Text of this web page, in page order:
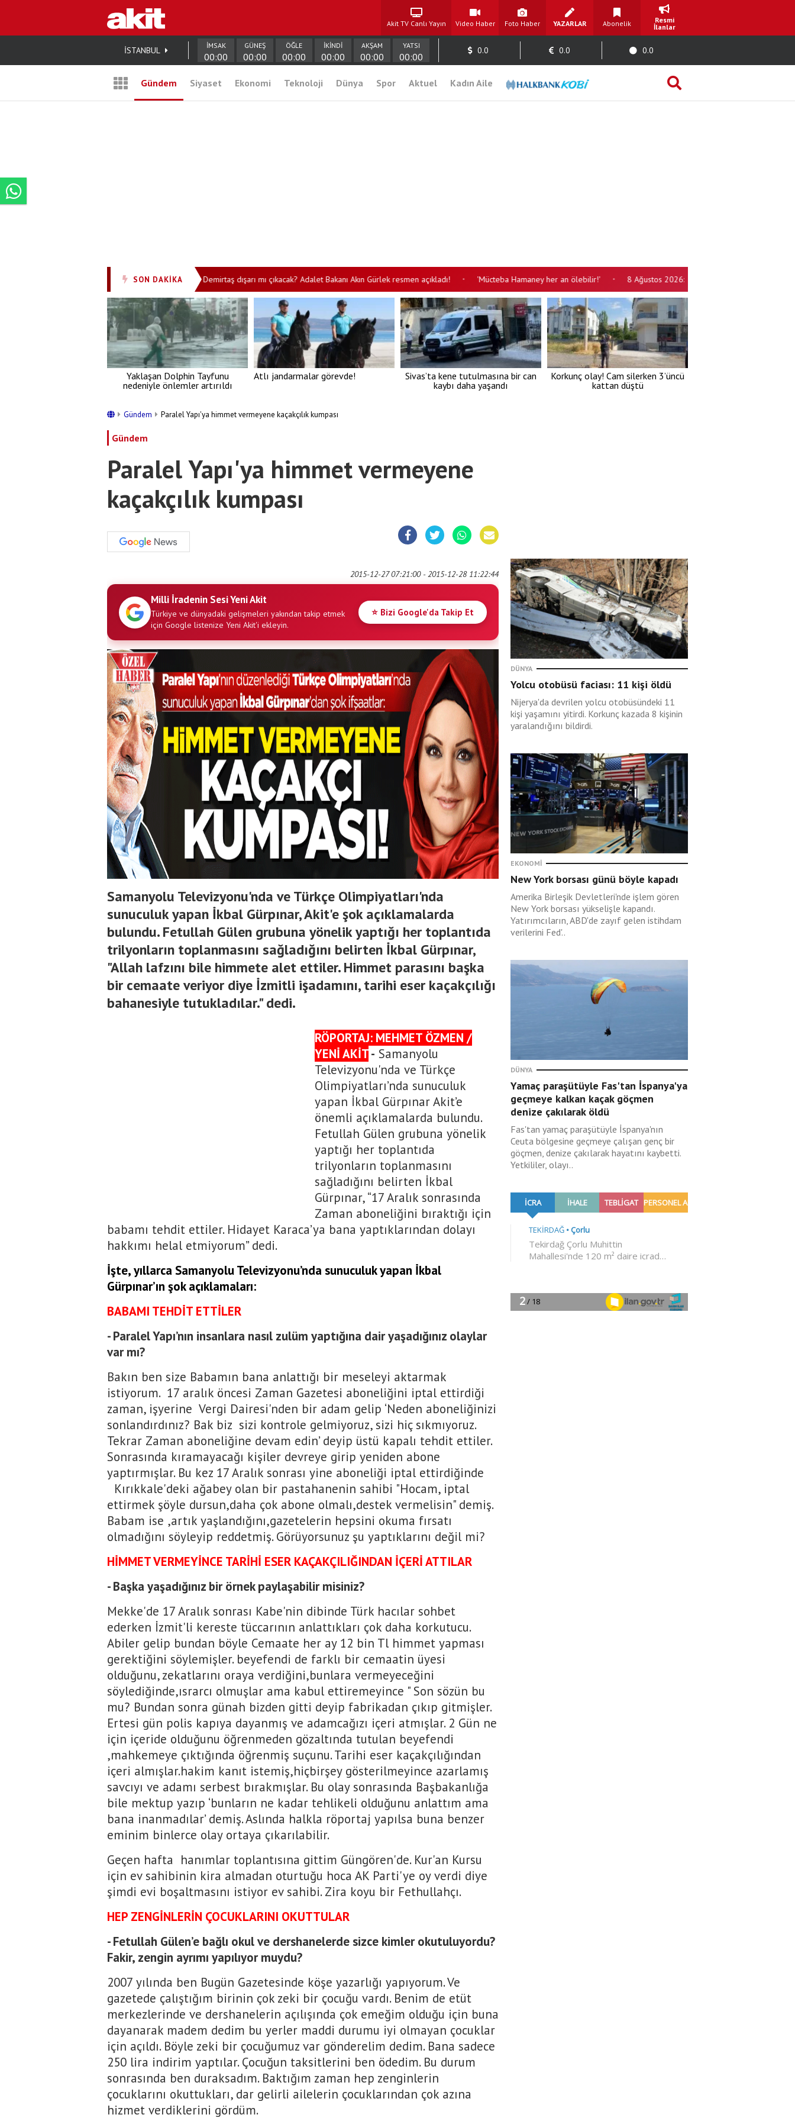
Akit TV Canlı Yayın Video Haber Foto Haber YAZARLAR Abonelik
Resmi
İlanlar
İSTANBUL İMSAK
00:00
GÜNEŞ
00:00
ÖĞLE
00:00
İKİNDİ
00:00
AKŞAM
00:00
YATSI
00:00
0.0 0.0 0.0
Gündem Siyaset Ekonomi Teknoloji Dünya Spor Aktuel Kadın Aile
SON DAKİKA
Teslim olmamızı istiyorlarsa savaşacağız! • Demirtaş dışarı mı çıkacak? Adalet Bakanı Akın Gürlek resmen açıkladı! • 'Mücteba Hamaney her an ölebilir!' • 8 Ağustos 2026: Günün Ayet ve Hadisi
Yaklaşan Dolphin Tayfunu
nedeniyle önlemler artırıldı
Atlı jandarmalar görevde!
Sivas’ta kene tutulmasına bir can
kaybı daha yaşandı
Korkunç olay! Cam silerken 3’üncü
kattan düştü
Gündem Paralel Yapı'ya himmet vermeyene kaçakçılık kumpası
Gündem
Paralel Yapı'ya himmet vermeyene
kaçakçılık kumpası
2015-12-27 07:21:00 - 2015-12-28 11:22:44
Milli İradenin Sesi Yeni Akit
Türkiye ve dünyadaki gelişmeleri yakından takip etmek
için Google listenize Yeni Akit'i ekleyin.
⭐ Bizi Google'da Takip Et
Samanyolu Televizyonu'nda ve Türkçe Olimpiyatları'nda
sunuculuk yapan İkbal Gürpınar, Akit'e şok açıklamalarda
bulundu. Fetullah Gülen grubuna yönelik yaptığı her toplantıda
trilyonların toplanmasını sağladığını belirten İkbal Gürpınar,
"Allah lafzını bile himmete alet ettiler. Himmet parasını başka
bir cemaate veriyor diye İzmitli işadamını, tarihi eser kaçakçılığı
bahanesiyle tutukladılar." dedi.
RÖPORTAJ: MEHMET ÖZMEN /
YENİ AKİT- Samanyolu
Televizyonu'nda ve Türkçe
Olimpiyatları’nda sunuculuk
yapan İkbal Gürpınar Akit’e
önemli açıklamalarda bulundu.
Fetullah Gülen grubuna yönelik
yaptığı her toplantıda
trilyonların toplanmasını
sağladığını belirten İkbal
Gürpınar, “17 Aralık sonrasında
Zaman aboneliğini bıraktığı için
babamı tehdit ettiler. Hidayet Karaca’ya bana yaptıklarından dolayı
hakkımı helal etmiyorum” dedi.
İşte, yıllarca Samanyolu Televizyonu’nda sunuculuk yapan İkbal
Gürpınar’ın şok açıklamaları:
BABAMI TEHDİT ETTİLER
- Paralel Yapı’nın insanlara nasıl zulüm yaptığına dair yaşadığınız olaylar
var mı?
Bakın ben size Babamın bana anlattığı bir meseleyi aktarmak
istiyorum. 17 aralık öncesi Zaman Gazetesi aboneliğini iptal ettirdiği
zaman, işyerine Vergi Dairesi'nden bir adam gelip ‘Neden aboneliğinizi
sonlandırdınız? Bak biz sizi kontrole gelmiyoruz, sizi hiç sıkmıyoruz.
Tekrar Zaman aboneliğine devam edin’ deyip üstü kapalı tehdit ettiler.
Sonrasında kıramayacağı kişiler devreye girip yeniden abone
yaptırmışlar. Bu kez 17 Aralık sonrası yine aboneliği iptal ettirdiğinde
Kırıkkale'deki ağabey olan bir pastahanenin sahibi "Hocam, iptal
ettirmek şöyle dursun,daha çok abone olmalı,destek vermelisin" demiş.
Babam ise ,artık yaşlandığını,gazetelerin hepsini okuma fırsatı
olmadığını söyleyip reddetmiş. Görüyorsunuz şu yaptıklarını değil mi?
HİMMET VERMEYİNCE TARİHİ ESER KAÇAKÇILIĞINDAN İÇERİ ATTILAR
- Başka yaşadığınız bir örnek paylaşabilir misiniz?
Mekke'de 17 Aralık sonrası Kabe'nin dibinde Türk hacılar sohbet
ederken İzmit'li kereste tüccarının anlattıkları çok daha korkutucu.
Abiler gelip bundan böyle Cemaate her ay 12 bin Tl himmet yapması
gerektiğini söylemişler. beyefendi de farklı bir cemaatin üyesi
olduğunu, zekatlarını oraya verdiğini,bunlara vermeyeceğini
söylediğinde,ısrarcı olmuşlar ama kabul ettiremeyince " Son sözün bu
mu? Bundan sonra günah bizden gitti deyip fabrikadan çıkıp gitmişler.
Ertesi gün polis kapıya dayanmış ve adamcağızı içeri atmışlar. 2 Gün ne
için içeride olduğunu öğrenmeden gözaltında tutulan beyefendi
,mahkemeye çıktığında öğrenmiş suçunu. Tarihi eser kaçakçılığından
içeri almışlar.hakim kanıt istemiş,hiçbirşey gösterilmeyince azarlamış
savcıyı ve adamı serbest bırakmışlar. Bu olay sonrasında Başbakanlığa
bile mektup yazıp ‘bunların ne kadar tehlikeli olduğunu anlattım ama
bana inanmadılar’ demiş. Aslında halkla röportaj yapılsa buna benzer
eminim binlerce olay ortaya çıkarılabilir.
Geçen hafta hanımlar toplantısına gittim Güngören'de. Kur'an Kursu
için ev sahibinin kira almadan oturtuğu hoca AK Parti'ye oy verdi diye
şimdi evi boşaltmasını istiyor ev sahibi. Zira koyu bir Fethullahçı.
HEP ZENGİNLERİN ÇOCUKLARINI OKUTTULAR
- Fetullah Gülen’e bağlı okul ve dershanelerde sizce kimler okutuluyordu?
Fakir, zengin ayrımı yapılıyor muydu?
2007 yılında ben Bugün Gazetesinde köşe yazarlığı yapıyorum. Ve
gazetede çalıştığım birinin çok zeki bir çocuğu vardı. Benim de etüt
merkezlerinde ve dershanelerin açılışında çok emeğim olduğu için buna
dayanarak madem dedim bu yerler maddi durumu iyi olmayan çocuklar
için açıldı. Böyle zeki bir çocuğumuz var gönderelim dedim. Bana sadece
250 lira indirim yaptılar. Çocuğun taksitlerini ben ödedim. Bu durum
sonrasında ben duraksadım. Baktığım zaman hep zenginlerin
çocuklarını okuttukları, dar gelirli ailelerin çocuklarından çok azına
hizmet verdiklerini gördüm.
DÜNYA
Yolcu otobüsü faciası: 11 kişi öldü
Nijerya'da devrilen yolcu otobüsündeki 11
kişi yaşamını yitirdi. Korkunç kazada 8 kişinin
yaralandığını bildirdi.
EKONOMI
New York borsası günü böyle kapadı
Amerika Birleşik Devletleri'nde işlem gören
New York borsası yükselişle kapandı.
Yatırımcıların, ABD'de zayıf gelen istihdam
verilerini Fed'..
DÜNYA
Yamaç paraşütüyle Fas'tan İspanya'ya
geçmeye kalkan kaçak göçmen
denize çakılarak öldü
Fas'tan yamaç paraşütüyle İspanya'nın
Ceuta bölgesine geçmeye çalışan genç bir
göçmen, denize çakılarak hayatını kaybetti.
Yetkililer, olayı..